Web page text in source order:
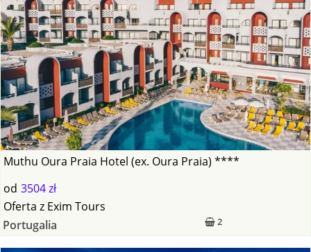
Muthu Oura Praia Hotel (ex. Oura Praia) ****
od 3504 zł
2
Oferta z Exim Tours
Portugalia